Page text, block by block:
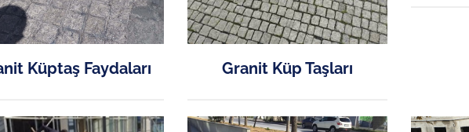
Küptaş Faydaları Granit Küp Taşları